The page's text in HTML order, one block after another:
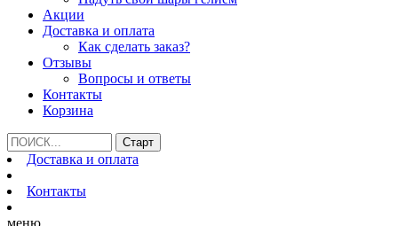
Акции
Доставка и оплата
Как сделать заказ?
Отзывы
Вопросы и ответы
Контакты
Корзина
Доставка и оплата
Контакты
меню